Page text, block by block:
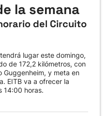
la semana
del Circuito
lugar este domingo,
de 172,2 kilómetros, con
Guggenheim, y meta en
EITB va a ofrecer la
14:00 horas.